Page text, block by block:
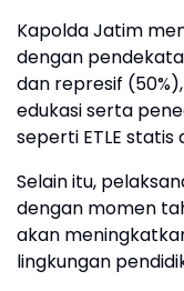
Kapolda Jatim
dengan
dan represif
edukasi serta
seperti ETLE statis
Selain itu,
dengan momen
akan
lingkungan